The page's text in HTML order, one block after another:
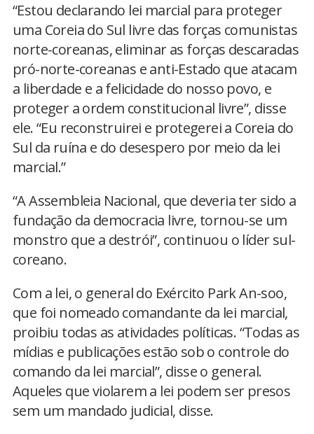
“Estou declarando lei marcial para proteger
uma Coreia do Sul livre das forças comunistas
norte-coreanas, eliminar as forças descaradas
pró-norte-coreanas e anti-Estado que atacam
a liberdade e a felicidade do nosso povo, e
proteger a ordem constitucional livre”, disse
ele. “Eu reconstruirei e protegerei a Coreia do
Sul da ruína e do desespero por meio da lei
marcial.”
“A Assembleia Nacional, que deveria ter sido a
fundação da democracia livre, tornou-se um
monstro que a destrói”, continuou o líder sul-
coreano.
Com a lei, o general do Exército Park An-soo,
que foi nomeado comandante da lei marcial,
proibiu todas as atividades políticas. “Todas as
mídias e publicações estão sob o controle do
comando da lei marcial”, disse o general.
Aqueles que violarem a lei podem ser presos
sem um mandado judicial, disse.